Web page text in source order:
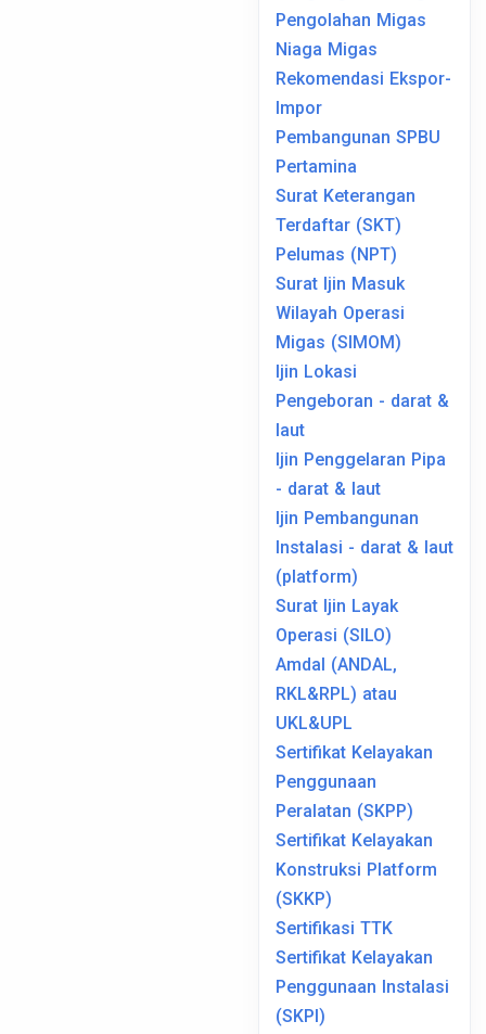
Pengolahan Migas
Niaga Migas
Rekomendasi Ekspor-
Impor
Pembangunan SPBU
Pertamina
Surat Keterangan
Terdaftar (SKT)
Pelumas (NPT)
Surat Ijin Masuk
Wilayah Operasi
Migas (SIMOM)
Ijin Lokasi
Pengeboran - darat &
laut
Ijin Penggelaran Pipa
- darat & laut
Ijin Pembangunan
Instalasi - darat & laut
(platform)
Surat Ijin Layak
Operasi (SILO)
Amdal (ANDAL,
RKL&RPL) atau
UKL&UPL
Sertifikat Kelayakan
Penggunaan
Peralatan (SKPP)
Sertifikat Kelayakan
Konstruksi Platform
(SKKP)
Sertifikasi TTK
Sertifikat Kelayakan
Penggunaan Instalasi
(SKPI)